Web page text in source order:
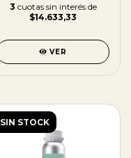
3 cuotas sin interés de
$14.633,33
VER
SIN STOCK